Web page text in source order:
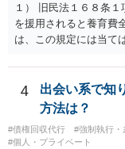
１） 旧民法１６８条
を援用されると養育費
は、この規定には当て
により、５年で時効に
（更新）されるので、
す。 ３） 請求できな
大きくならないとは思
していた債権は、起算
4
出会い系で知
方法は？
#債権回収代行 #強制執行・
#個人・プライベート